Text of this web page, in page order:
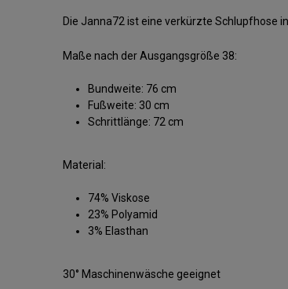
Die Janna72 ist eine verkürzte Schlupfhose
Maße nach der Ausgangsgröße 38:
Bundweite: 76 cm
Fußweite: 30 cm
Schrittlänge: 72 cm
Material:
74% Viskose
23% Polyamid
3% Elasthan
30° Maschinenwäsche geeignet